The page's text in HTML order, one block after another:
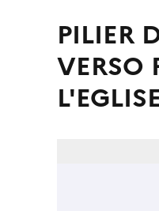
PILIER DE L'EGLISE SAINT MARTIN A CHAMPEAUX, AU
VERSO